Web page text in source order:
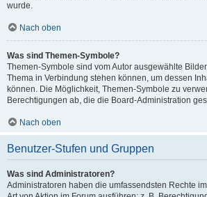
wurde.
Nach oben
Was sind Themen-Symbole?
Themen-Symbole sind vom Autor ausgewählte
Thema in Verbindung stehen können, um dessen
können. Die Möglichkeit, Themen-Symbole zu
Berechtigungen ab, die die Board-Administration
Nach oben
Benutzer-Stufen und Gruppen
Was sind Administratoren?
Administratoren haben die umfassendsten Rechte